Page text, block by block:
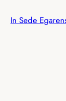
In Sede